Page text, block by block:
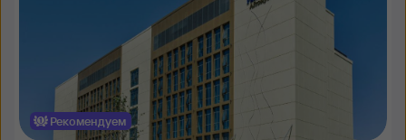
Рекомендуем